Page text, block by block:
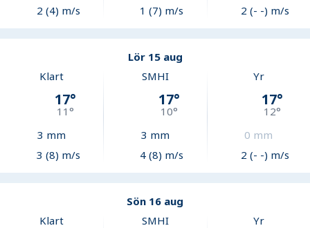
2 (4) m/s
1 (7) m/s
2 (- -) m/s
Lör 15 aug
Klart
17°
11°
3 mm
3 (8) m/s
SMHI
17°
10°
3 mm
4 (8) m/s
Yr
17°
12°
0 mm
2 (- -) m/s
Sön 16 aug
Klart
SMHI Yr